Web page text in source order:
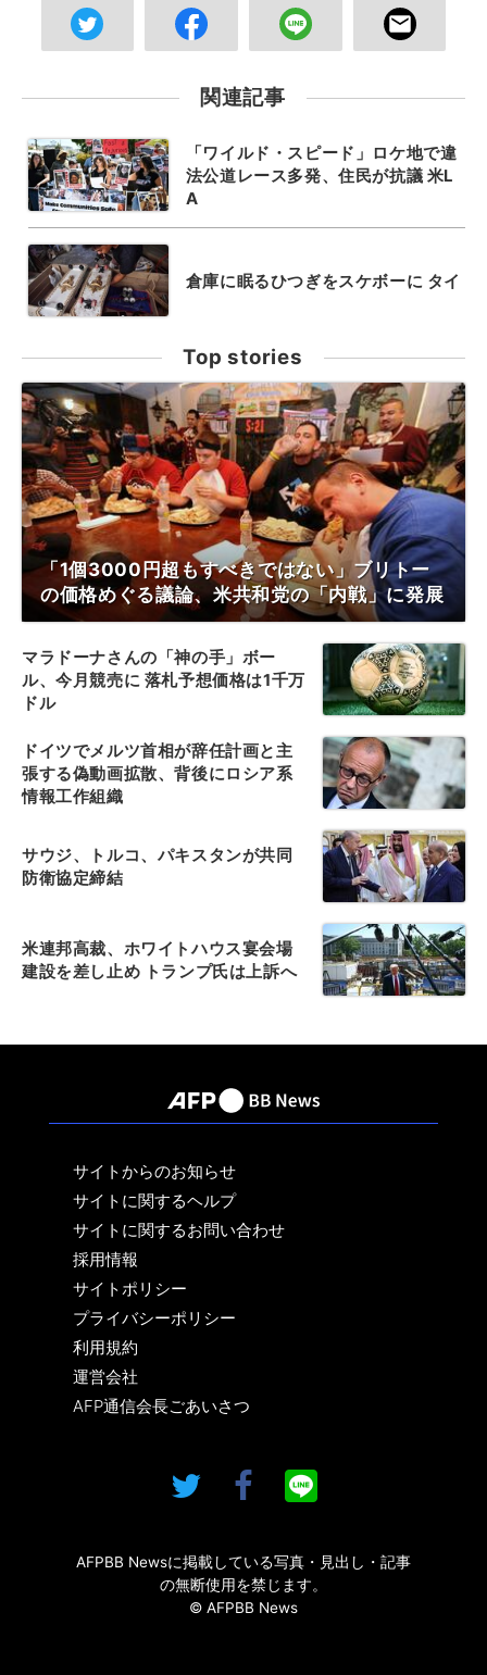
関連記事
「ワイルド・スピード」ロケ地で違
法公道レース多発、住民が抗議 米L
A
倉庫に眠るひつぎをスケボーに タイ
Top stories
「1個3000円超もすべきではない」ブリトー
の価格めぐる議論、米共和党の「内戦」に発展
マラドーナさんの「神の手」ボー
ル、今月競売に 落札予想価格は1千万
ドル
ドイツでメルツ首相が辞任計画と主
張する偽動画拡散、背後にロシア系
情報工作組織
サウジ、トルコ、パキスタンが共同
防衛協定締結
米連邦高裁、ホワイトハウス宴会場
建設を差し止め トランプ氏は上訴へ
サイトからのお知らせ
サイトに関するヘルプ
サイトに関するお問い合わせ
採用情報
サイトポリシー
プライバシーポリシー
利用規約
運営会社
AFP通信会長ごあいさつ
AFPBB Newsに掲載している写真・見出し・記事
の無断使用を禁じます。
© AFPBB News